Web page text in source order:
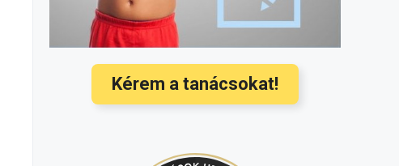
baba? Ezek a legújabb nemzetközi
orvosi ajánlások
megelőzése a legújabb nemzetközi
ajánlások alapján(3350)
Kérem a tanácsokat!